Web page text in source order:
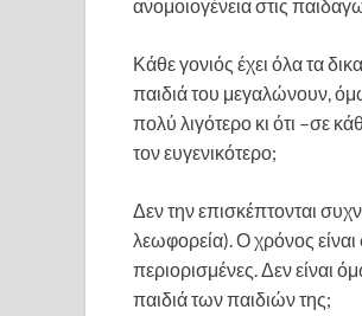
ανομοιογένεια στις
Κάθε γονιός έχει όλα τα
παιδιά του μεγαλώνουν,
πολύ λιγότερο κι ότι –σε
τον ευγενικότερο;
Δεν την επισκέπτονται
λεωφορεία). Ο χρόνος είναι
περιορισμένες. Δεν είναι
παιδιά των παιδιών της;